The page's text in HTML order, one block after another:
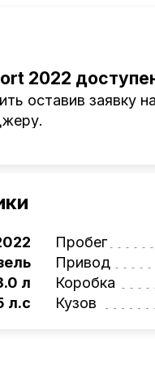
2022
оставив заявку
по номеру:+375
профессионалам!
л
л.с
Пробег
Привод
Коробка
Кузов